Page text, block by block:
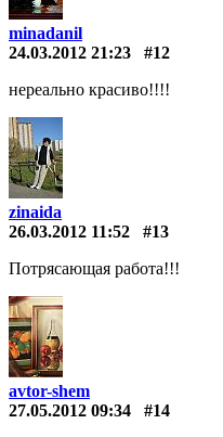
minadanil
24.03.2012 21:23
#12
нереально красиво!!!!
zinaida
26.03.2012 11:52
#13
Потрясающая работа!!!
avtor-shem
27.05.2012 09:34
#14